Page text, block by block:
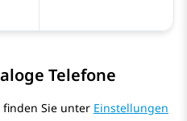
Telefone
Sie unter Einstellungen